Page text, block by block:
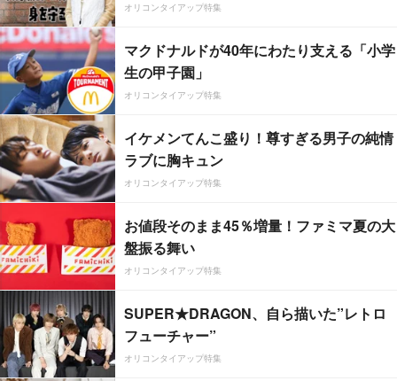
オリコンタイアップ特集
マクドナルドが40年にわたり支える「小学
生の甲子園」
オリコンタイアップ特集
イケメンてんこ盛り！尊すぎる男子の純情
ラブに胸キュン
オリコンタイアップ特集
お値段そのまま45％増量！ファミマ夏の大
盤振る舞い
オリコンタイアップ特集
SUPER★DRAGON、自ら描いた”レトロ
フューチャー”
オリコンタイアップ特集